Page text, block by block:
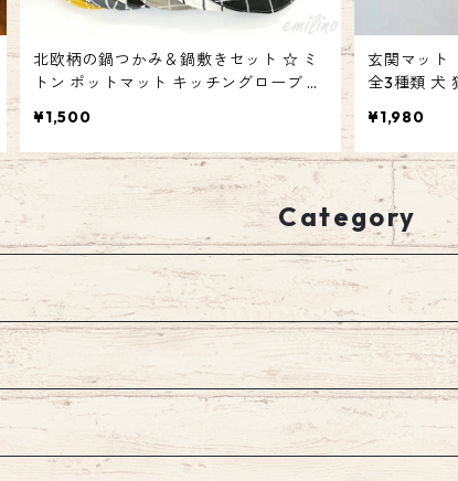
北欧柄の鍋つかみ＆鍋敷きセット ☆ ミ
トン ポットマット キッチングローブ ス
キッチン お菓子作り キッチン 鍋つかみ
鍋敷き エミリースタイル emilystyle
¥1,500
玄関マット
全3種類 犬
レマット 室
め 長方形
emilystyle
¥1,980
Category